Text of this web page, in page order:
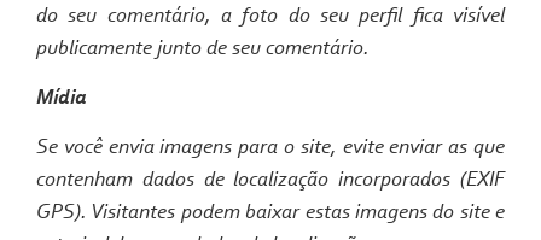
do seu comentário, a foto do seu perfil fica visível
publicamente junto de seu comentário.
Mídia
Se você envia imagens para o site, evite enviar as que
contenham dados de localização incorporados (EXIF
GPS). Visitantes podem baixar estas imagens do site e